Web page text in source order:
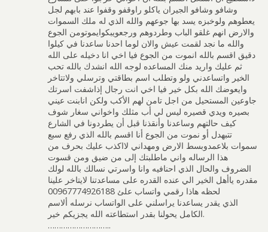
وشافو وشافو الجيران ياكلو راوقفو وقفوا عند بابهم لجل
يعطوهم ولوخبزه يسد بها جوعهم والله الذي له ملك السموات
والارض انهم غلقو الباب وطردوهم ورجعویبکوایموتومن الجوع
والله ما نجد لقمت عیش والان لوما احدنا ساعدنا في كيلوا
دقيق اقسم بالله انموت من الجوع فيا اخي انا دخيله على الله
ثم عليك واريد منك المساعده لوجه الله انشدك بالله تحب
الخير واتساعدني ولو وتطلب اسم بطاقتي وترسلي ولاتتاخر
وايعوضك الله بكل خير فيا اخي انت رجال إذاشفت اسرتك
جاوعين المستحيل من اجل تامن لهم الأكب ولكن انابنت عيني
بصيره ويدي قصيره ليس لي أب مثلك واخواني سغار شوف
كيف حالتهم وساعدنا وأنقذنا قبل أن يطردونا في الشارع
تتبهدل أو نموت من الجوع أنا اقسم بالله الذي رفع سبع
سموات بلاعمدوبسط الارض ومهداني لااكذب عليك بحرف من
هذا الرساله واني ماطلبتك إلى من ضيق ومن قسوت
الضروف والحال الذي احنافيه وانا واسرتي نسالك بالله لولك
مقدره ﻳﺎﺃﻫﻞ ﺍﻟﺨﻴﺮ ﺍﻟﻲ ﻋﻨﺪﻩ ﺍﻟﻘﺪﺭﻩ ﻋﻠﻰ ﻣﺴﺎﻋﺪﺗﻨﺎ لايتاخر علينا
لحظه هاذا رقمي واتساب علئ 00967774926188
الذي يقدر يساعدنا يراسلني على الواتساب نرسله ألاسم
الكامل يحولنا بقدر استطاعته الله يجزيكم خير.
………………………..